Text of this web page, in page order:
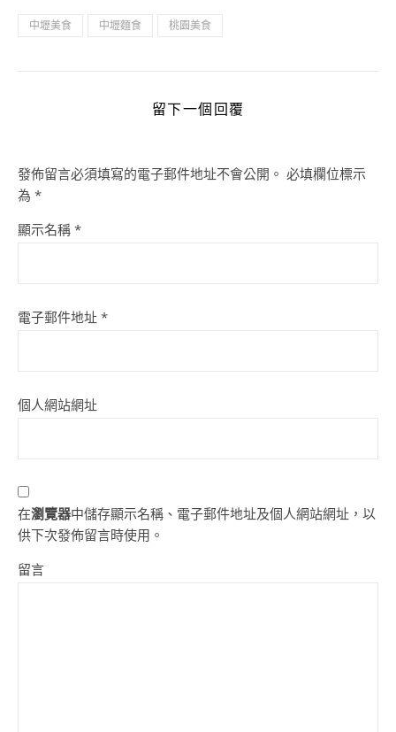
中壢美食 中壢麵食 桃園美食
留下一個回覆
發佈留言必須填寫的電子郵件地址不會公開。 必填欄位標示
為 *
顯示名稱 *
電子郵件地址 *
個人網站網址
在瀏覽器中儲存顯示名稱、電子郵件地址及個人網站網址，以
供下次發佈留言時使用。
留言